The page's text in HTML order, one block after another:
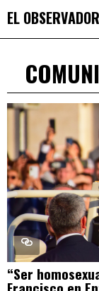
EL
“Ser